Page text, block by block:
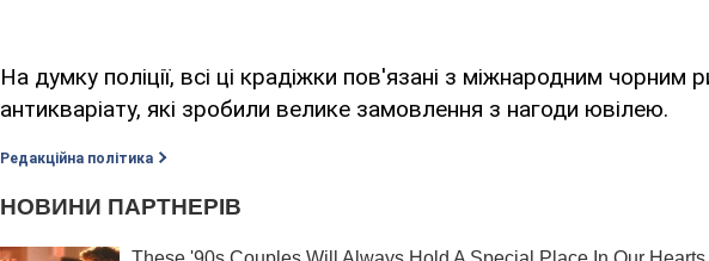
На думку поліції, всі ці крадіжки пов'язані з міжнародним чорним
антикваріату, які зробили велике замовлення з нагоди ювілею.
Редакційна політика